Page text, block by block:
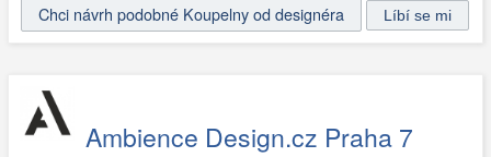
Chci návrh podobné Koupelny od designéra
Ambience Design.cz Praha 7